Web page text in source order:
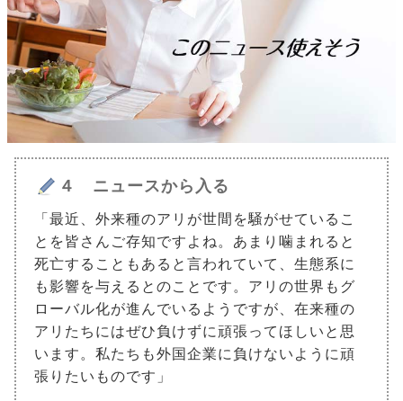
４ ニュースから入る
「最近、外来種のアリが世間を騒がせているこ
とを皆さんご存知ですよね。あまり噛まれると
死亡することもあると言われていて、生態系に
も影響を与えるとのことです。アリの世界もグ
ローバル化が進んでいるようですが、在来種の
アリたちにはぜひ負けずに頑張ってほしいと思
います。私たちも外国企業に負けないように頑
張りたいものです」